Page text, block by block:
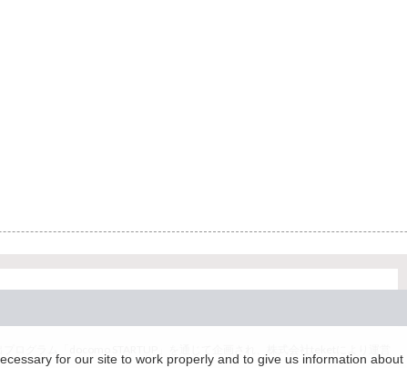
for our site to work properly and to give us information